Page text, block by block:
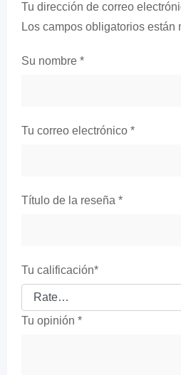
Tu dirección de correo
Los campos obligatorios están
Su nombre *
Tu correo electrónico *
Título de la reseña *
Tu calificación*
Tu opinión *